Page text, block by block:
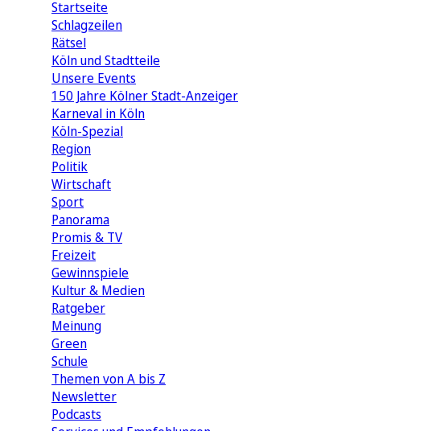
Startseite
Schlagzeilen
Rätsel
Köln und Stadtteile
Unsere Events
150 Jahre Kölner Stadt-Anzeiger
Karneval in Köln
Köln-Spezial
Region
Politik
Wirtschaft
Sport
Panorama
Promis & TV
Freizeit
Gewinnspiele
Kultur & Medien
Ratgeber
Meinung
Green
Schule
Themen von A bis Z
Newsletter
Podcasts